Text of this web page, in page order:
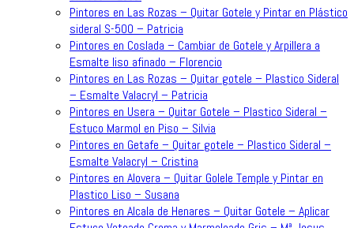
Pintores en Las Rozas – Quitar Gotele y Pintar en Plástico
sideral S-500 – Patricia
Pintores en Coslada – Cambiar de Gotele y Arpillera a
Esmalte liso afinado – Florencio
Pintores en Las Rozas – Quitar gotele – Plastico Sideral
– Esmalte Valacryl – Patricia
Pintores en Usera – Quitar Gotele – Plastico Sideral –
Estuco Marmol en Piso – Silvia
Pintores en Getafe – Quitar gotele – Plastico Sideral –
Esmalte Valacryl – Cristina
Pintores en Alovera – Quitar Golele Temple y Pintar en
Plastico Liso – Susana
Pintores en Alcala de Henares – Quitar Gotele – Aplicar